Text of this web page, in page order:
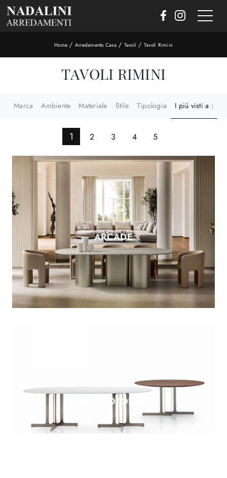
Home / Arredamento Casa/ Tavoli / Tavoli Rimini
TAVOLI RIMINI
Marca Ambiente Materiale Stile Tipologia I più visti a :
1 2 3 4 5
ARCADE
NELL ROTONDO